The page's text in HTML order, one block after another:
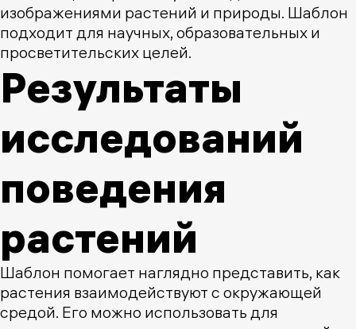
изображениями растений и природы. Шаблон
подходит для научных, образовательных и
просветительских целей.
Результаты
исследований
поведения
растений
Шаблон помогает наглядно представить, как
растения взаимодействуют с окружающей
средой. Его можно использовать для